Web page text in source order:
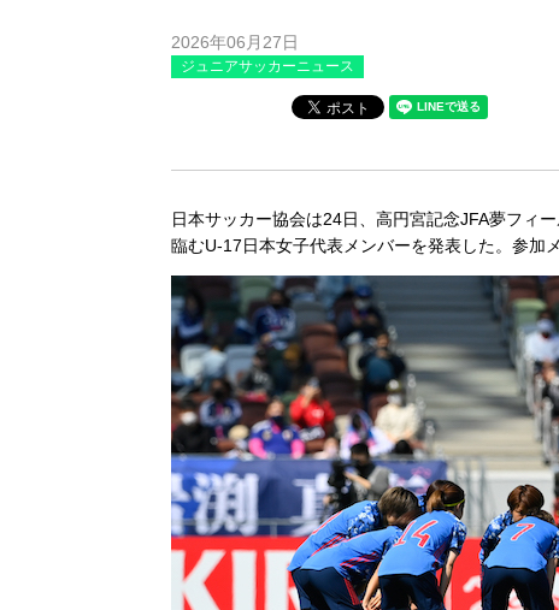
2026年06月27日
ジュニアサッカーニュース
日本サッカー協会は24日、高円宮記念JFA夢フィ
臨むU-17日本女子代表メンバーを発表した。参加